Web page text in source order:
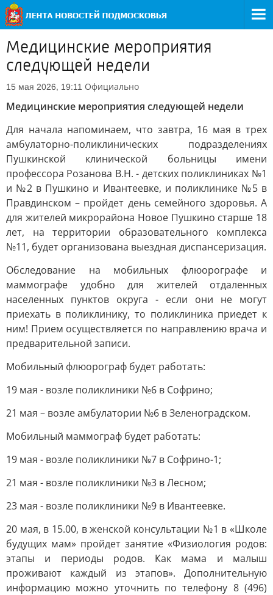
Медицинские мероприятия
следующей недели
15 мая 2026, 19:11 Официально
Медицинские мероприятия следующей недели
Для начала напоминаем, что завтра, 16 мая в трех
амбулаторно-поликлинических подразделениях
Пушкинской клинической больницы имени
профессора Розанова В.Н. - детских поликлиниках №1
и №2 в Пушкино и Ивантеевке, и поликлинике №5 в
Правдинском – пройдет день семейного здоровья. А
для жителей микрорайона Новое Пушкино старше 18
лет, на территории образовательного комплекса
№11, будет организована выездная диспансеризация.
Обследование на мобильных флюорографе и
маммографе удобно для жителей отдаленных
населенных пунктов округа - если они не могут
приехать в поликлинику, то поликлиника приедет к
ним! Прием осуществляется по направлению врача и
предварительной записи.
Мобильный флюорограф будет работать:
19 мая - возле поликлиники №6 в Софрино;
21 мая – возле амбулатории №6 в Зеленоградском.
Мобильный маммограф будет работать:
19 мая - возле поликлиники №7 в Софрино-1;
21 мая - возле поликлиники №3 в Лесном;
23 мая - возле поликлиники №9 в Ивантеевке.
20 мая, в 15.00, в женской консультации №1 в «Школе
будущих мам» пройдет занятие «Физиология родов:
этапы и периоды родов. Как мама и малыш
проживают каждый из этапов». Дополнительную
информацию можно уточнить по телефону 8 (496)